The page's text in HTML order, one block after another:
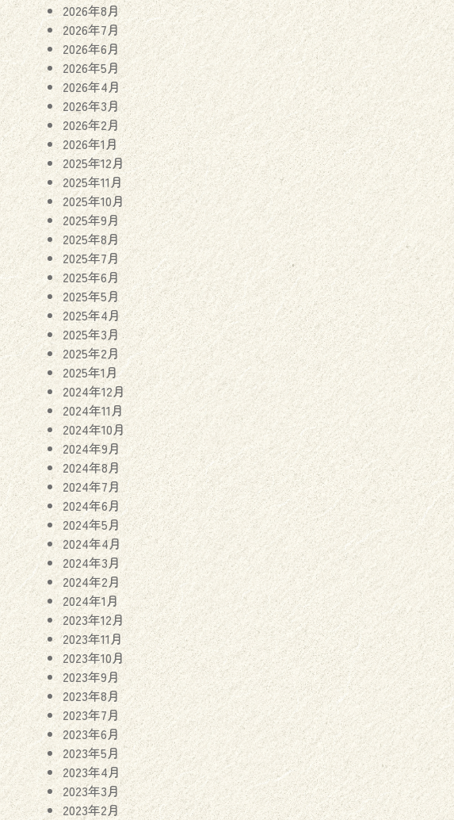
2026年8月
2026年7月
2026年6月
2026年5月
2026年4月
2026年3月
2026年2月
2026年1月
2025年12月
2025年11月
2025年10月
2025年9月
2025年8月
2025年7月
2025年6月
2025年5月
2025年4月
2025年3月
2025年2月
2025年1月
2024年12月
2024年11月
2024年10月
2024年9月
2024年8月
2024年7月
2024年6月
2024年5月
2024年4月
2024年3月
2024年2月
2024年1月
2023年12月
2023年11月
2023年10月
2023年9月
2023年8月
2023年7月
2023年6月
2023年5月
2023年4月
2023年3月
2023年2月